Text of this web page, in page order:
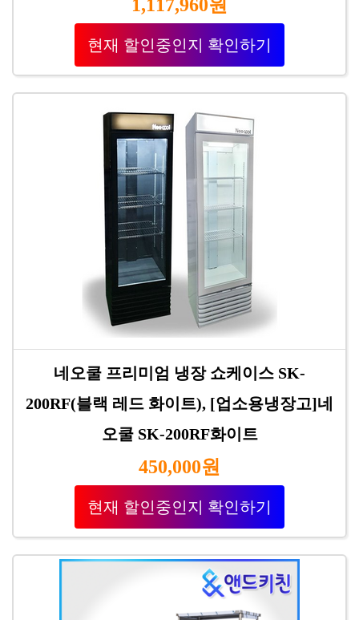
1,117,960원
현재 할인중인지 확인하기
네오쿨 프리미엄 냉장 쇼케이스 SK-
200RF(블랙 레드 화이트), [업소용냉장고]네
오쿨 SK-200RF화이트
450,000원
현재 할인중인지 확인하기